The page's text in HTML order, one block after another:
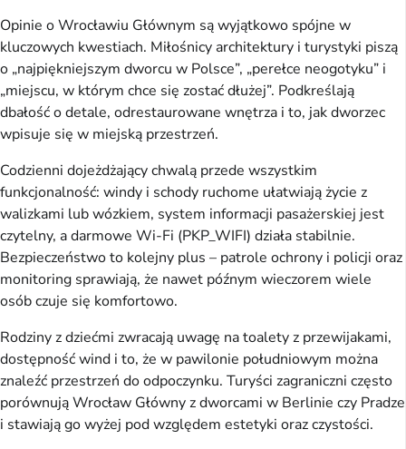
Opinie o Wrocławiu Głównym są wyjątkowo spójne w
kluczowych kwestiach. Miłośnicy architektury i turystyki piszą
o „najpiękniejszym dworcu w Polsce”, „perełce neogotyku” i
„miejscu, w którym chce się zostać dłużej”. Podkreślają
dbałość o detale, odrestaurowane wnętrza i to, jak dworzec
wpisuje się w miejską przestrzeń.
Codzienni dojeżdżający chwalą przede wszystkim
funkcjonalność: windy i schody ruchome ułatwiają życie z
walizkami lub wózkiem, system informacji pasażerskiej jest
czytelny, a darmowe Wi-Fi (PKP_WIFI) działa stabilnie.
Bezpieczeństwo to kolejny plus – patrole ochrony i policji oraz
monitoring sprawiają, że nawet późnym wieczorem wiele
osób czuje się komfortowo.
Rodziny z dziećmi zwracają uwagę na toalety z przewijakami,
dostępność wind i to, że w pawilonie południowym można
znaleźć przestrzeń do odpoczynku. Turyści zagraniczni często
porównują Wrocław Główny z dworcami w Berlinie czy Pradze
i stawiają go wyżej pod względem estetyki oraz czystości.